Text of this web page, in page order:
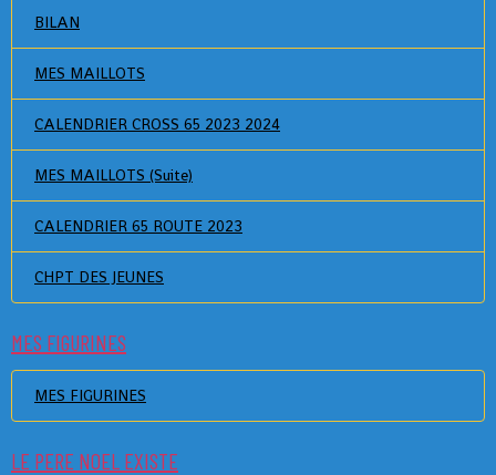
BILAN
MES MAILLOTS
CALENDRIER CROSS 65 2023 2024
MES MAILLOTS (Suite)
CALENDRIER 65 ROUTE 2023
CHPT DES JEUNES
MES FIGURINES
MES FIGURINES
LE PERE NOEL EXISTE